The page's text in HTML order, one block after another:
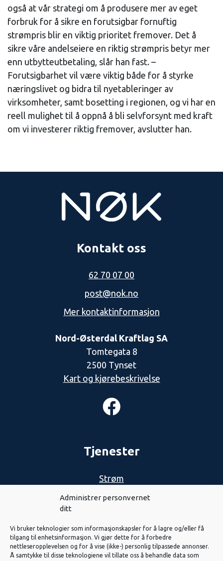
Administrer personvernet
ditt
Vi bruker teknologier som informasjonskapsler for å lagre og/eller få
tilgang til enhetsinformasjon. Vi gjør dette for å forbedre
nettleseropplevelsen og for å vise (ikke-) personlig tilpassede annonser.
Å samtykke til disse teknologiene vil tillate oss å behandle data som
også at vår strategi om å produsere mer av eget
forbruk for å sikre en forutsigbar fornuftig
strømpris blir en viktig prioritet fremover. Det å
sikre våre andelseiere en riktig strømpris betyr mer
enn utbytteutbetaling, slår han fast. –
Forutsigbarhet vil være viktig både for å styrke
næringslivet og bidra til nyetableringer av
virksomheter, samt bosetting i regionen, og vi har en
reell mulighet til å oppnå å bli selvforsynt med kraft
om vi investerer riktig fremover, avslutter han.
Kontakt oss
62 70 07 00
post@nok.no
Mer kontaktinformasjon
Nord-Østerdal Kraftlag SA
Tomtegata 8
2500 Tynset
Kart og kjørebeskrivelse
Tjenester
Strøm
Nett
Solenergi
Eiendom